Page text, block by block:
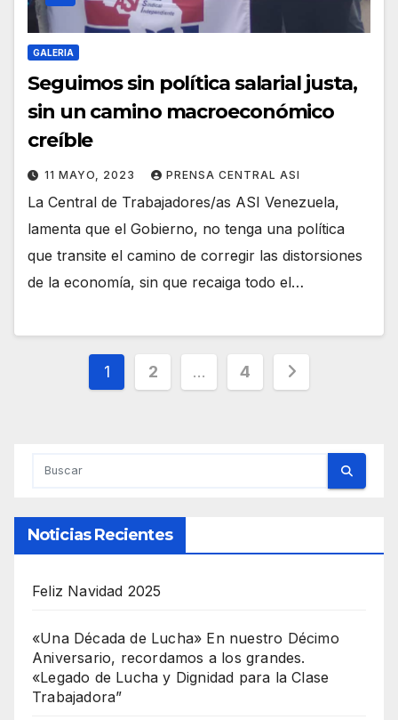
GALERIA
Seguimos sin política salarial justa,
sin un camino macroeconómico
creíble
11 MAYO, 2023 PRENSA CENTRAL ASI
La Central de Trabajadores/as ASI Venezuela,
lamenta que el Gobierno, no tenga una política
que transite el camino de corregir las distorsiones
de la economía, sin que recaiga todo el…
Paginación
1 2 … 4
Noticias Recientes
Feliz Navidad 2025
«Una Década de Lucha» En nuestro Décimo
Aniversario, recordamos a los grandes.
«Legado de Lucha y Dignidad para la Clase
Trabajadora”